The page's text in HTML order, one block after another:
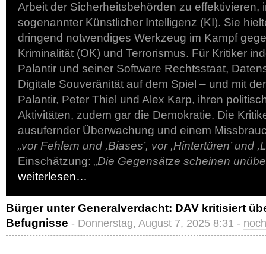
Arbeit der Sicherheitsbehörden zu effektivieren,
sogenannter Künstlicher Intelligenz (KI). Sie
dringend notwendiges Werkzeug im Kampf
Kriminalität (OK) und Terrorismus. Für Kritiker
Palantir und seiner Software Rechtsstaat,
Digitale Souveränität auf dem Spiel – und mit
Palantir, Peter Thiel und Alex Karp, ihren
Aktivitäten, zudem gar die Demokratie. Die
ausufernder Überwachung und einem
„vor Fehlern und ,Biases’, vor ,Hintertüren’ und
Einschätzung: „Die Gegensätze scheinen
weiterlesen…
Bürger unter Generalverdacht: DAV kritisiert
Befugnisse - Donnerstag, August 7, 2025 8:31 -